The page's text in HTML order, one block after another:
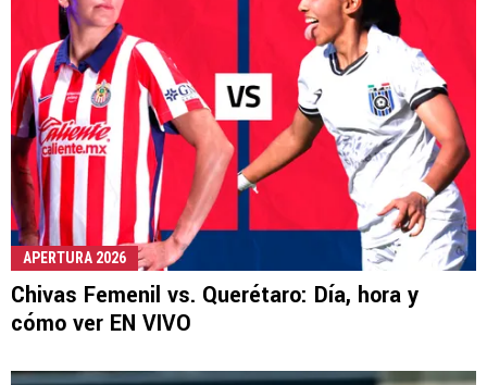
APERTURA 2026
Chivas Femenil vs. Querétaro: Día, hora y
cómo ver EN VIVO